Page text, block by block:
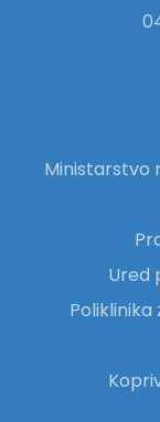
Ministarstvo
Ured